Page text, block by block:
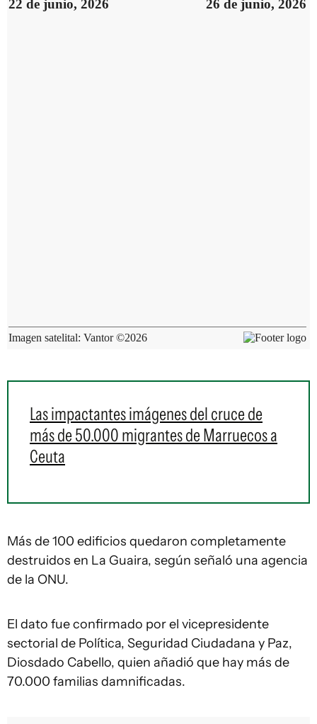
Las impactantes imágenes del cruce de
más de 50.000 migrantes de Marruecos a
Ceuta
Más de 100 edificios quedaron completamente
destruidos en La Guaira, según señaló una agencia
de la ONU.
El dato fue confirmado por el vicepresidente
sectorial de Política, Seguridad Ciudadana y Paz,
Diosdado Cabello, quien añadió que hay más de
70.000 familias damnificadas.